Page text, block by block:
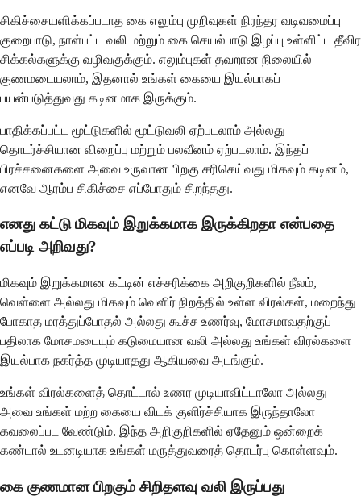
சிகிச்சையளிக்கப்படாத கை எலும்பு முறிவுகள் நிரந்தர வடிவமைப்பு
குறைபாடு, நாள்பட்ட வலி மற்றும் கை செயல்பாடு இழப்பு உள்ளிட்ட தீவிர
சிக்கல்களுக்கு வழிவகுக்கும். எலும்புகள் தவறான நிலையில்
குணமடையலாம், இதனால் உங்கள் கையை இயல்பாகப்
பயன்படுத்துவது கடினமாக இருக்கும்.
பாதிக்கப்பட்ட மூட்டுகளில் மூட்டுவலி ஏற்படலாம் அல்லது
தொடர்ச்சியான விறைப்பு மற்றும் பலவீனம் ஏற்படலாம். இந்தப்
பிரச்சனைகளை அவை உருவான பிறகு சரிசெய்வது மிகவும் கடினம்,
எனவே ஆரம்ப சிகிச்சை எப்போதும் சிறந்தது.
எனது கட்டு மிகவும் இறுக்கமாக இருக்கிறதா என்பதை
எப்படி அறிவது?
மிகவும் இறுக்கமான கட்டின் எச்சரிக்கை அறிகுறிகளில் நீலம்,
வெள்ளை அல்லது மிகவும் வெளிர் நிறத்தில் உள்ள விரல்கள், மறைந்து
போகாத மரத்துப்போதல் அல்லது கூச்ச உணர்வு, மோசமாவதற்குப்
பதிலாக மோசமடையும் கடுமையான வலி அல்லது உங்கள் விரல்களை
இயல்பாக நகர்த்த முடியாதது ஆகியவை அடங்கும்.
உங்கள் விரல்களைத் தொட்டால் உணர முடியாவிட்டாலோ அல்லது
அவை உங்கள் மற்ற கையை விடக் குளிர்ச்சியாக இருந்தாலோ
கவலைப்பட வேண்டும். இந்த அறிகுறிகளில் ஏதேனும் ஒன்றைக்
கண்டால் உடனடியாக உங்கள் மருத்துவரைத் தொடர்பு கொள்ளவும்.
கை குணமான பிறகும் சிறிதளவு வலி இருப்பது